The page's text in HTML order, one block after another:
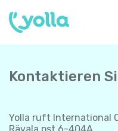
Kontaktieren
Yolla ruft International